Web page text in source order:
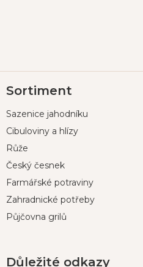
á
a
Sortiment
Sazenice jahodníku
Cibuloviny a hlízy
Růže
Český česnek
Farmářské potraviny
Zahradnické potřeby
Půjčovna grilů
Důležité odkazy